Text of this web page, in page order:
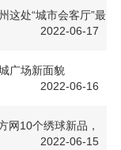
这处“城市会客厅”最
2022-06-17
广场新面貌
2022-06-16
网10个绣球新品，
2022-06-15